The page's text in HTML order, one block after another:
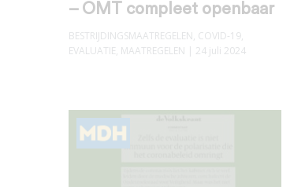
– OMT compleet openbaar
BESTRIJDINGSMAATREGELEN, COVID-19,
EVALUATIE, MAATREGELEN | 24 juli 2024